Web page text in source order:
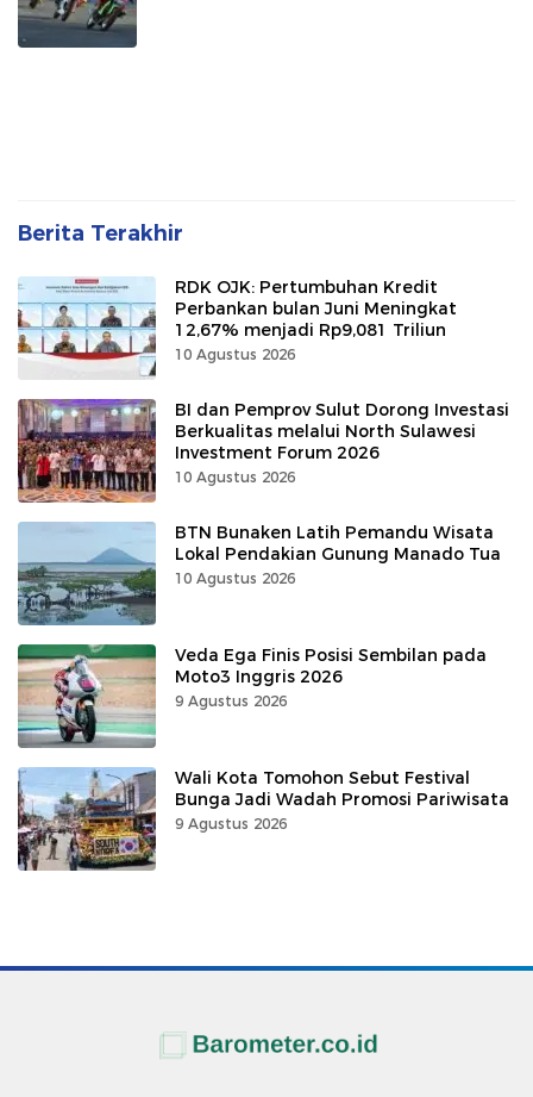
Berita Terakhir
RDK OJK: Pertumbuhan Kredit
Perbankan bulan Juni Meningkat
12,67% menjadi Rp9,081 Triliun
10 Agustus 2026
BI dan Pemprov Sulut Dorong Investasi
Berkualitas melalui North Sulawesi
Investment Forum 2026
10 Agustus 2026
BTN Bunaken Latih Pemandu Wisata
Lokal Pendakian Gunung Manado Tua
10 Agustus 2026
Veda Ega Finis Posisi Sembilan pada
Moto3 Inggris 2026
9 Agustus 2026
Wali Kota Tomohon Sebut Festival
Bunga Jadi Wadah Promosi Pariwisata
9 Agustus 2026